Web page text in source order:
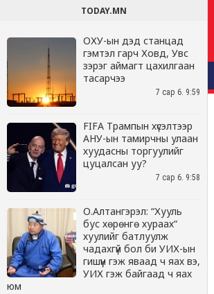
TODAY.MN
ОХУ-ын дэд станцад
гэмтэл гарч Ховд, Увс
зэрэг аймагт цахилгаан
тасарчээ
7 сар 6. 9:59
FIFA Трампын хүсэлтээр
АНУ-ын тамирчны улаан
хуудасны торгуулийг
цуцалсан уу?
7 сар 6. 9:58
О.Алтангэрэл: “Хууль
бус хөрөнгө хураах“
хуулийг батлуулж
чадахгүй бол би УИХ-ын
гишүүн гэж яваад ч яах вэ,
УИХ гэж байгаад ч яах
юм